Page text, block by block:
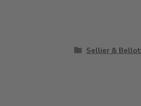
Sellier & Bellot